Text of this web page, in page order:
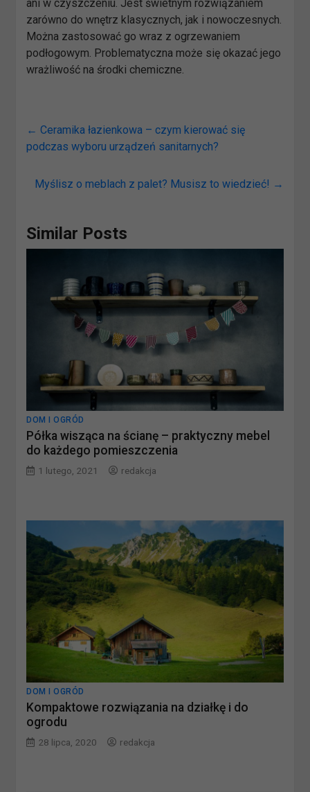
ani w czyszczeniu. Jest świetnym rozwiązaniem
zarówno do wnętrz klasycznych, jak i nowoczesnych.
Można zastosować go wraz z ogrzewaniem
podłogowym. Problematyczna może się okazać jego
wrażliwość na środki chemiczne.
← Ceramika łazienkowa – czym kierować się
podczas wyboru urządzeń sanitarnych?
Myślisz o meblach z palet? Musisz to wiedzieć! →
Similar Posts
DOM I OGRÓD
Półka wisząca na ścianę – praktyczny mebel
do każdego pomieszczenia
1 lutego, 2021 redakcja
DOM I OGRÓD
Kompaktowe rozwiązania na działkę i do
ogrodu
28 lipca, 2020 redakcja